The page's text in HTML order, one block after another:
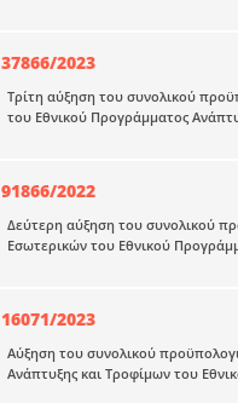
37866/2023
Τρίτη αύξηση του συνολικού
του Εθνικού Προγράμματος
91866/2022
Δεύτερη αύξηση του συνολικού
Εσωτερικών του Εθνικού
16071/2023
Αύξηση του συνολικού
Ανάπτυξης και Τροφίμων του